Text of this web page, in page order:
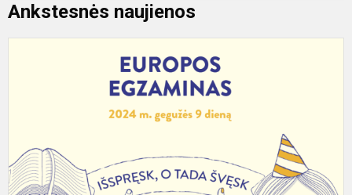
Ankstesnės naujienos